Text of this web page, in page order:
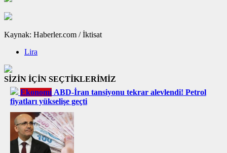
Kaynak: Haberler.com / İktisat
Lira
SİZİN İÇİN SEÇTİKLERİMİZ
Ekonomi ABD-İran tansiyonu tekrar alevlendi! Petrol
fiyatları yükselişe geçti